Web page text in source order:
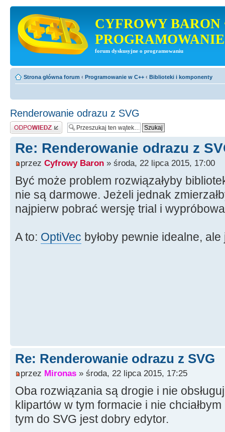
CYFROWY BARON
PROGRAMOWANIE
forum dyskusyjne o programowaniu
Strona główna forum ‹ Programowanie w C++ ‹ Biblioteki i komponenty
Renderowanie odrazu z SVG
Odpowiedz
Re: Renderowanie odrazu z
przez Cyfrowy Baron » środa, 22 lipca 2015, 17:00
Być może problem rozwiązałyby
nie są darmowe. Jeżeli jednak
najpierw pobrać wersję trial i
A to: OptiVec byłoby pewnie idealne,
Re: Renderowanie odrazu z SVG
przez Mironas » środa, 22 lipca 2015, 17:25
Oba rozwiązania są drogie i nie
klipartów w tym formacie i nie
tym do SVG jest dobry edytor.